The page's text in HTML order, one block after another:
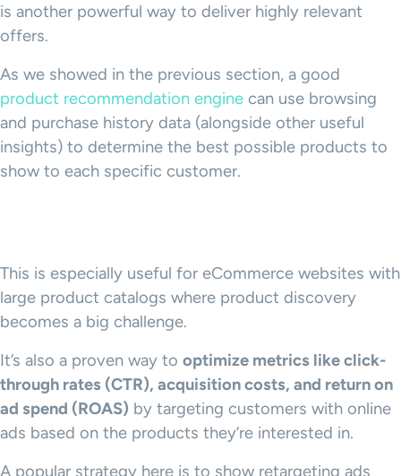
is another powerful way to deliver highly relevant
offers.
As we showed in the previous section, a good
product recommendation engine can use browsing
and purchase history data (alongside other useful
insights) to determine the best possible products to
show to each specific customer.
This is especially useful for eCommerce websites with
large product catalogs where product discovery
becomes a big challenge.
It’s also a proven way to optimize metrics likeclick-
through rates (CTR), acquisition costs, and return on
ad spend (ROAS) by targeting customers with online
ads based on the products they’re interested in.
A popular strategy here is to show retargeting ads